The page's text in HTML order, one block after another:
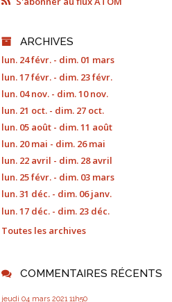
ARCHIVES
lun. 24 févr. - dim. 01 mars
lun. 17 févr. - dim. 23 févr.
lun. 04 nov. - dim. 10 nov.
lun. 21 oct. - dim. 27 oct.
lun. 05 août - dim. 11 août
lun. 20 mai - dim. 26 mai
lun. 22 avril - dim. 28 avril
lun. 25 févr. - dim. 03 mars
lun. 31 déc. - dim. 06 janv.
lun. 17 déc. - dim. 23 déc.
Toutes les archives
COMMENTAIRES RÉCENTS
jeudi 04 mars 2021 11h50